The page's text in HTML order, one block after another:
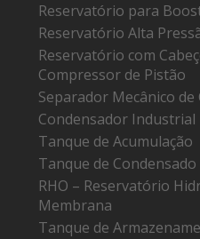
Reservatório para
Reservatório Alta
Reservatório com
Compressor de Pistão
Separador Mecânico de
Condensador Industrial
Tanque de Acumulação
Tanque de Condensado
RHO – Reservatório
Membrana
Tanque de